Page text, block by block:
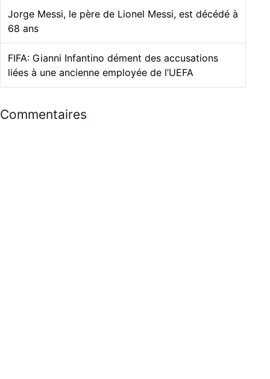
Jorge Messi, le père de Lionel Messi, est décédé à
68 ans
FIFA: Gianni Infantino dément des accusations
liées à une ancienne employée de l’UEFA
Commentaires